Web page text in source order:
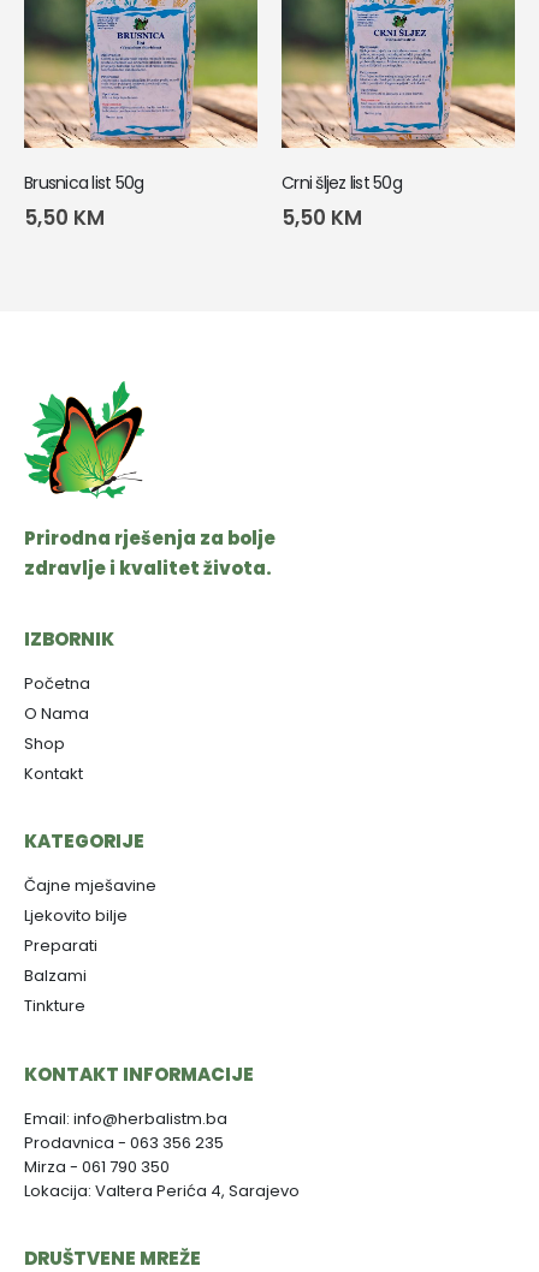
Brusnica list 50g
5,50 KM
Crni šljez list 50g
5,50 KM
Prirodna rješenja za bolje
zdravlje i kvalitet života.
IZBORNIK
Početna
O Nama
Shop
Kontakt
KATEGORIJE
Čajne mješavine
Ljekovito bilje
Preparati
Balzami
Tinkture
KONTAKT INFORMACIJE
Email: info@herbalistm.ba
Prodavnica - 063 356 235
Mirza - 061 790 350
Lokacija: Valtera Perića 4, Sarajevo
DRUŠTVENE MREŽE